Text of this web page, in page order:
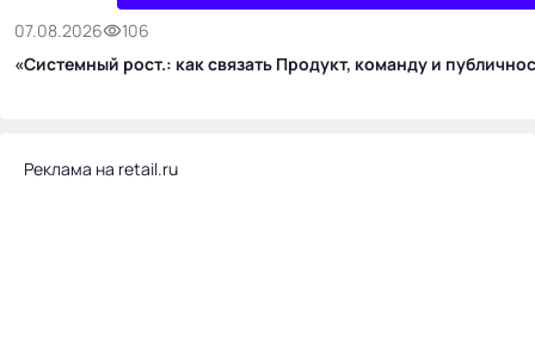
07.08.2026
106
«Системный рост.: как связать Продукт, команду и
Реклама на retail.ru